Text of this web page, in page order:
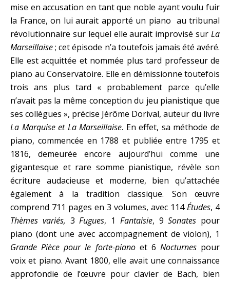
mise en accusation en tant que noble ayant voulu fuir
la France, on lui aurait apporté un piano au tribunal
révolutionnaire sur lequel elle aurait improvisé sur La
Marseillaise; cet épisode n’a toutefois jamais été avéré.
Elle est acquittée et nommée plus tard professeur de
piano au Conservatoire. Elle en démissionne toutefois
trois ans plus tard « probablement parce qu’elle
n’avait pas la même conception du jeu pianistique que
ses collègues », précise Jérôme Dorival, auteur du livre
La Marquise et La Marseillaise. En effet, sa méthode de
piano, commencée en 1788 et publiée entre 1795 et
1816, demeurée encore aujourd’hui comme une
gigantesque et rare somme pianistique, révèle son
écriture audacieuse et moderne, bien qu’attachée
également à la tradition classique. Son œuvre
comprend 711 pages en 3 volumes, avec 114Études, 4
Thèmes variés, 3Fugues, 1 Fantaisie, 9Sonates pour
piano (dont une avec accompagnement de violon), 1
Grande Pièce pour le forte-pianoet 6 Nocturnespour
voix et piano. Avant 1800, elle avait une connaissance
approfondie de l’œuvre pour clavier de Bach, bien